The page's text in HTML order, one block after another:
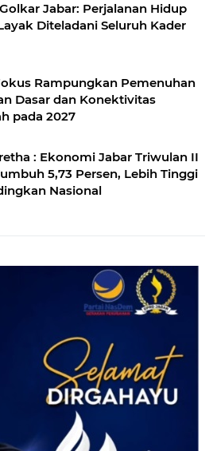
Jabar: Perjalanan Hidup
Diteladani Seluruh Kader
Rampungkan Pemenuhan
Dasar dan Konektivitas
pada 2027
: Ekonomi Jabar Triwulan II
5,73 Persen, Lebih Tinggi
Nasional